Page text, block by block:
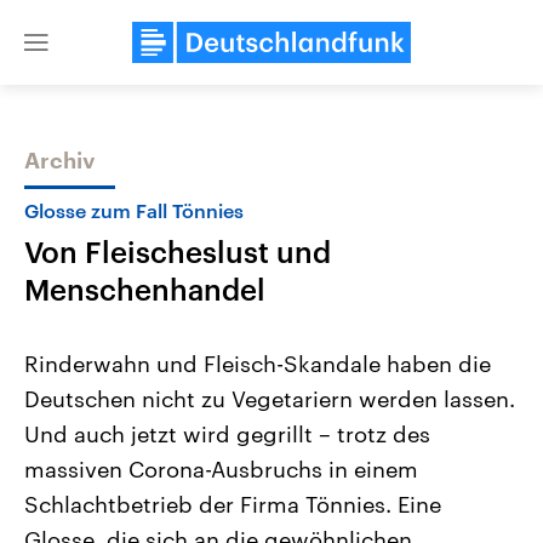
Close
Themen
Landtagswahl Sachsen-Anhalt
2026
Alle Informationen
Sachsen-Anhalt wählt am 6.
September 2026 einen neuen
Landtag. Seit 2021 wird das
Bundesland von einer Koalition aus
Aktuelle Beiträge,
Hintergründe
Wirtschaftlich und
gehören die Vereinigten
den mächtigsten Ländern
mit großem Einfluss auf
Archiv
Glosse zum Fall Tönnies
Von Fleischeslust und
Menschenhandel
Rinderwahn und Fleisch-Skandale haben die
Deutschen nicht zu Vegetariern werden lassen.
Und auch jetzt wird gegrillt – trotz des
massiven Corona-Ausbruchs in einem
Schlachtbetrieb der Firma Tönnies. Eine